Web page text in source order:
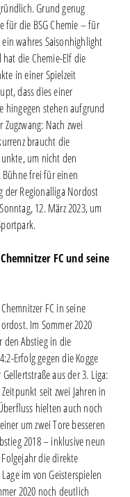
Grund genug
für die BSG Chemie – für
wahres Saisonhighlight
die Chemie-Elf die
in einer Spielzeit
dass dies einer
hingegen stehen aufgrund
Nach zwei
braucht die
um nicht den
Bühne frei für einen
der Regionalliga Nordost
12. März 2023, um
FC und seine
FC in seine
Im Sommer 2020
den Abstieg in die
Erfolg gegen die Kogge
aus der 3. Liga:
seit zwei Jahren in
hielten auch noch
um zwei Tore besseren
2018 – inklusive neun
die direkte
im von Geisterspielen
2020 noch deutlich